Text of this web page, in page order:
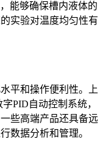
能够确保槽内液体的
实验对温度均匀性有
平和操作便利性。上
PID自动控制系统，
些高端产品还具备远
数据分析和管理。